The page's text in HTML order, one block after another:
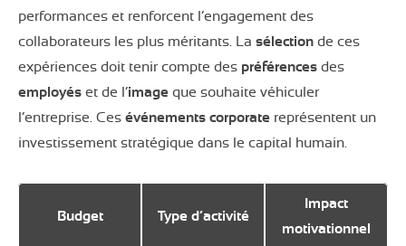
performances et renforcent l’engagement des
collaborateurs les plus méritants. La sélection de ces
expériences doit tenir compte des préférences des
employés et de l’image que souhaite véhiculer
l’entreprise. Ces événements corporate représentent un
investissement stratégique dans le capital humain.
Budget Type d’activité
Impact
motivationnel